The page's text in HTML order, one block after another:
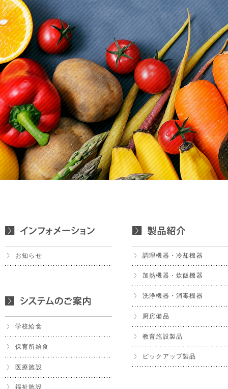
お知らせ
学校給食
保育所給食
医療施設
福祉施設
調理機器・冷却機器
加熱機器・炊飯機器
洗浄機器・消毒機器
厨房備品
教育施設製品
ピックアップ製品